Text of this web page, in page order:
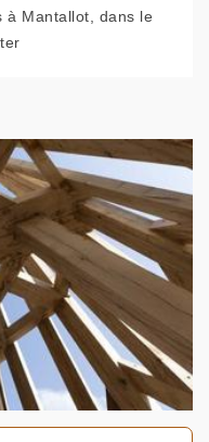
à Mantallot, dans le